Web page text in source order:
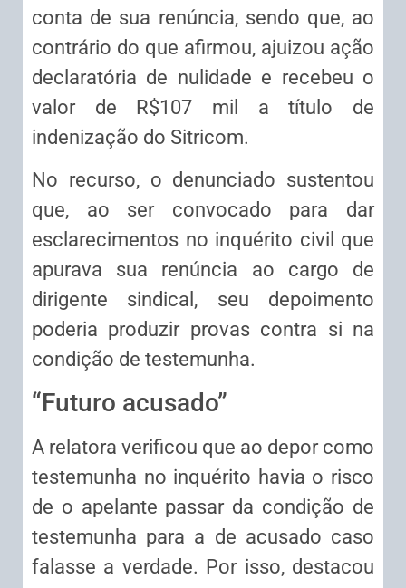
conta de sua renúncia, sendo que, ao
contrário do que afirmou, ajuizou ação
declaratória de nulidade e recebeu o
valor de R$107 mil a título de
indenização do Sitricom.
No recurso, o denunciado sustentou
que, ao ser convocado para dar
esclarecimentos no inquérito civil que
apurava sua renúncia ao cargo de
dirigente sindical, seu depoimento
poderia produzir provas contra si na
condição de testemunha.
“Futuro acusado”
A relatora verificou que ao depor como
testemunha no inquérito havia o risco
de o apelante passar da condição de
testemunha para a de acusado caso
falasse a verdade. Por isso, destacou